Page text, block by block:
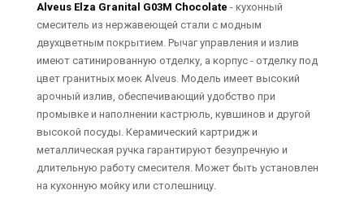
Alveus Elza Granital G03M Chocolate - кухонный
смеситель из нержавеющей стали с модным
двухцветным покрытием. Рычаг управления и излив
имеют сатинированную отделку, а корпус - отделку под
цвет гранитных моек Alveus. Модель имеет высокий
арочный излив, обеспечивающий удобство при
промывке и наполнении кастрюль, кувшинов и другой
высокой посуды. Керамический картридж и
металлическая ручка гарантируют безупречную и
длительную работу смесителя. Может быть установлен
на кухонную мойку или столешницу.